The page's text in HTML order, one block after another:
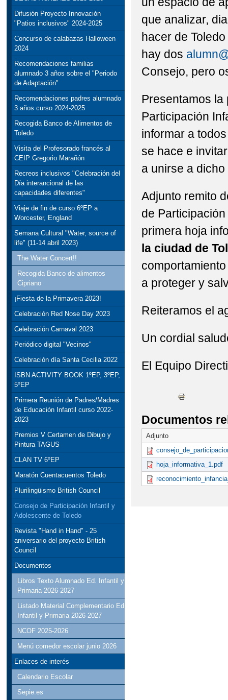
Difusión Proyecto Innovación
"Patios inclusivos" 2024-2025
Concurso de calabazas Halloween
2024
Recomendaciones familias
alumnado 3 años sobre el "Periodo
de Adaptación"
Recomendaciones padres alumnado
3 años curso 2024-2025
Recogida Banco de Alimentos de
Toledo
Visita del Profesorado francés al
CEIP Gregorio Marañón
Recreos inclusivos "Celebración del
Día interancional de las
capacidades diferentes"
Viaje de fin de curso 6ºEP a
Worcester, England
Semana Cultural "Water, source of
life" (11-14 abril 2023)
The Water Concert!!
Recogida Banco de alimentos
Cipriano
¡Fiesta de la Primavera 2023!
Celebración Red Nose Day 2023
Celebración Carnaval 2023
Periódico digital "Vecinos"
Celebración día Santa Cecilia 2022
ISBN ACTIVITY BOOK 1ºEP, 3ºEP,
5ºEP
Primera Reunión de Padres/Madres
de Educación Infantil curso 2022-
2023
Premios V Certamen de Dibujo y
Pintura TAGUS
CLAN TV 6ºEP
Maratón Cuentacuentos Toledo
Plurilingüismo British Council
Consejo de Participación Infantil y
Adolescente de Toledo
Revista "Hand in Hand" - 25
aniversario del proyecto British
Council
Documentos
Libros Texto Alumnado Ed. Infantil y
Primaria 2026-2027
Listado Material Complementario Ed
Infantil y Primaria 2026-2027
NCOF 2025-2026
Menú comedor escolar junio 2026
Enlaces de interés
Calendario Escolar
Sepie.es
que analizar,
hacer de
hay dos
Consejo, pero
Presentamos la
Participación
informar a
se hace e
a unirse a
Adjunto remito
de
primera hoja
la ciudad de
a proteger y
Reiteramos el
Un cordial
El Equipo
Documentos
Adjunto
hoja_informativa_1.pdf